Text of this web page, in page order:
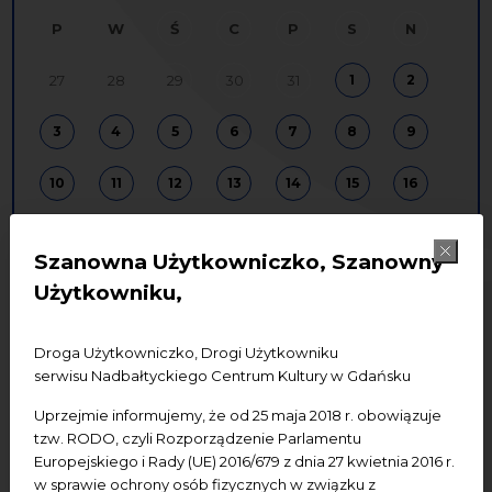
Szanowna Użytkowniczko, Szanowny
Użytkowniku,
Droga Użytkowniczko, Drogi Użytkowniku
serwisu Nadbałtyckiego Centrum Kultury w Gdańsku
Uprzejmie informujemy, że od 25 maja 2018 r. obowiązuje
tzw. RODO, czyli Rozporządzenie Parlamentu
Europejskiego i Rady (UE) 2016/679 z dnia 27 kwietnia 2016 r.
w sprawie ochrony osób fizycznych w związku z
P W Ś C P S N
27 28 29 30 31 1 2
3 4 5 6 7 8 9
10 11 12 13 14 15 16
24 25 26
edukacja koncerty spotkania
badania wystawy konferencje